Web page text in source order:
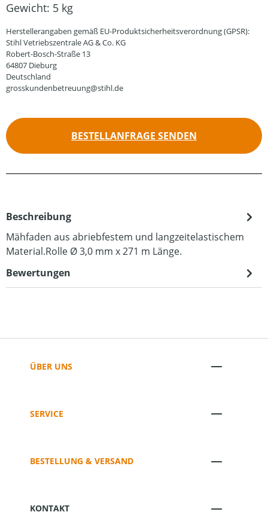
Gewicht: 5 kg
Herstellerangaben gemäß EU-Produktsicherheitsverordnung (GPSR):
Stihl Vetriebszentrale AG & Co. KG
Robert-Bosch-Straße 13
64807 Dieburg
Deutschland
grosskundenbetreuung@stihl.de
BESTELLANFRAGE SENDEN
Beschreibung
Mähfaden aus abriebfestem und langzeitelastischem
Material.Rolle Ø 3,0 mm x 271 m Länge.
Bewertungen
ÜBER UNS
SERVICE
BESTELLUNG & VERSAND
KONTAKT